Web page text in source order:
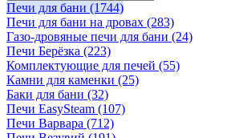
Печи для бани (1744)
Печи для бани на дровах (283)
Газо-дровяные печи для бани (24)
Печи Берёзка (223)
Комплектующие для печей (55)
Камни для каменки (25)
Баки для бани (32)
Печи EasySteam (107)
Печи Варвара (712)